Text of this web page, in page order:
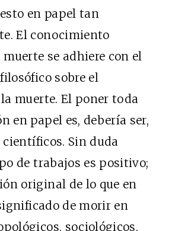
en papel tan
El conocimiento
se adhiere con el
sobre el
muerte. El poner toda
en papel es, debería ser,
científicos. Sin duda
de trabajos es positivo;
original de lo que en
de morir en
sociológicos,